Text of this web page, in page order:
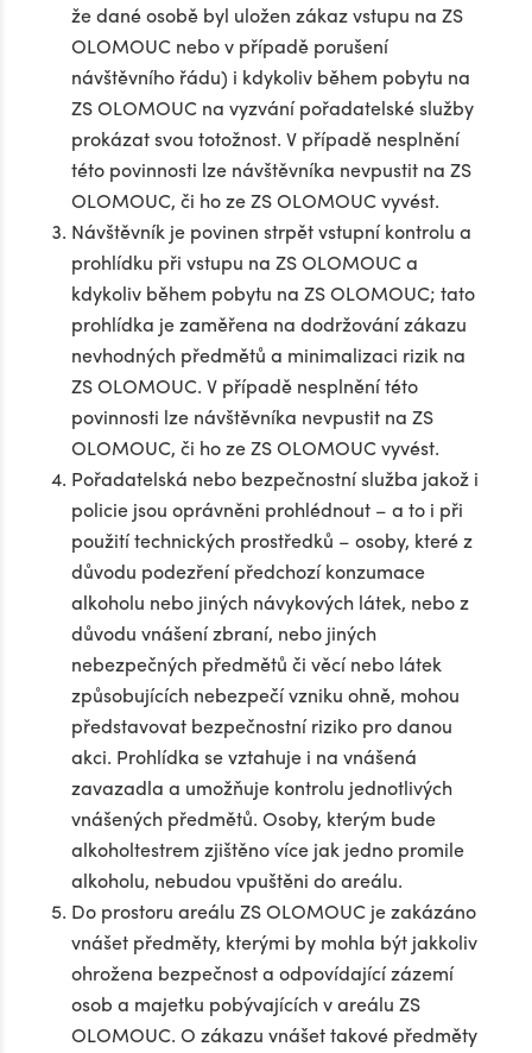
že dané osobě byl uložen zákaz vstupu na ZS
OLOMOUC nebo v případě porušení
návštěvního řádu) i kdykoliv během pobytu na
ZS OLOMOUC na vyzvání pořadatelské služby
prokázat svou totožnost. V případě nesplnění
této povinnosti lze návštěvníka nevpustit na ZS
OLOMOUC, či ho ze ZS OLOMOUC vyvést.
Návštěvník je povinen strpět vstupní kontrolu a
prohlídku při vstupu na ZS OLOMOUC a
kdykoliv během pobytu na ZS OLOMOUC; tato
prohlídka je zaměřena na dodržování zákazu
nevhodných předmětů a minimalizaci rizik na
ZS OLOMOUC. V případě nesplnění této
povinnosti lze návštěvníka nevpustit na ZS
OLOMOUC, či ho ze ZS OLOMOUC vyvést.
Pořadatelská nebo bezpečnostní služba jakož i
policie jsou oprávněni prohlédnout – a to i při
použití technických prostředků – osoby, které z
důvodu podezření předchozí konzumace
alkoholu nebo jiných návykových látek, nebo z
důvodu vnášení zbraní, nebo jiných
nebezpečných předmětů či věcí nebo látek
způsobujících nebezpečí vzniku ohně, mohou
představovat bezpečnostní riziko pro danou
akci. Prohlídka se vztahuje i na vnášená
zavazadla a umožňuje kontrolu jednotlivých
vnášených předmětů. Osoby, kterým bude
alkoholtestrem zjištěno více jak jedno promile
alkoholu, nebudou vpuštěni do areálu.
Do prostoru areálu ZS OLOMOUC je zakázáno
vnášet předměty, kterými by mohla být jakkoliv
ohrožena bezpečnost a odpovídající zázemí
osob a majetku pobývajících v areálu ZS
OLOMOUC. O zákazu vnášet takové předměty